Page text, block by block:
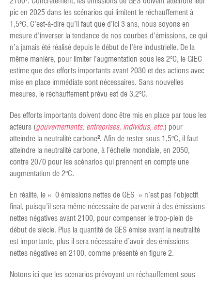
pic en 2025 dans les scénarios qui limitent le réchauffement à
1,5°C. C’est-à-dire qu’il faut que d’ici 3 ans, nous soyons en
mesure d’inverser la tendance de nos courbes d’émissions, ce qui
n’a jamais été réalisé depuis le début de l’ère industrielle. De la
même manière, pour limiter l’augmentation sous les 2°C, le GIEC
estime que des efforts importants avant 2030 et des actions avec
mise en place immédiate sont nécessaires. Sans nouvelles
mesures, le réchauffement prévu est de 3,2°C.
Des efforts importants doivent donc être mis en place par tous les
acteurs (gouvernements, entreprises, individus, etc.) pour
atteindre la neutralité carbone². Afin de rester sous 1,5°C, il faut
atteindre la neutralité carbone, à l’échelle mondiale, en 2050,
contre 2070 pour les scénarios qui prennent en compte une
augmentation de 2°C.
En réalité, le « 0 émissions nettes de GES » n’est pas l’objectif
final, puisqu’il sera même nécessaire de parvenir à des émissions
nettes négatives avant 2100, pour compenser le trop-plein de
début de siècle. Plus la quantité de GES émise avant la neutralité
est importante, plus il sera nécessaire d’avoir des émissions
nettes négatives en 2100, comme présenté en figure 2.
Notons ici que les scenarios prévoyant un réchauffement sous